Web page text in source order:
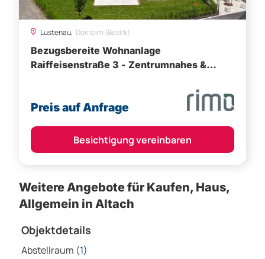
Lustenau, Dornbirn (Bezirk)
Bezugsbereite Wohnanlage
Raiffeisenstraße 3 - Zentrumnahes &
Preis auf Anfrage
Besichtigung vereinbaren
Weitere Angebote für Kaufen, Haus,
Allgemein in Altach
Objektdetails
Abstellraum (1)